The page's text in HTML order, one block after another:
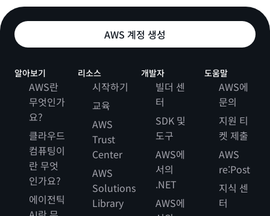
AWS 계정 생성
알아보기
AWS란
무엇인가
요?
클라우드
컴퓨팅이
란 무엇
인가요?
에이전틱
리소스
시작하기
교육
AWS
Trust
Center
AWS
Solutions
Library
개발자
빌더 센
터
SDK 및
도구
AWS에
서의
.NET
AWS에
도움말
AWS에
문의
지원 티
켓 제출
AWS
re:Post
지식 센
터